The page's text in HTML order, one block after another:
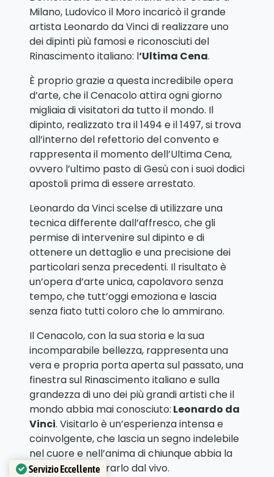
Milano, Ludovico il Moro incaricò il grande
artista Leonardo da Vinci di realizzare uno
dei dipinti più famosi e riconosciuti del
Rinascimento italiano: l‘Ultima Cena.
È proprio grazie a questa incredibile opera
d’arte, che il Cenacolo attira ogni giorno
migliaia di visitatori da tutto il mondo. Il
dipinto, realizzato tra il 1494 e il 1497, si trova
all’interno del refettorio del convento e
rappresenta il momento dell’Ultima Cena,
ovvero l’ultimo pasto di Gesù con i suoi dodici
apostoli prima di essere arrestato.
Leonardo da Vinci scelse di utilizzare una
tecnica differente dall’affresco, che gli
permise di intervenire sul dipinto e di
ottenere un dettaglio e una precisione dei
particolari senza precedenti. Il risultato è
un’opera d’arte unica, capolavoro senza
tempo, che tutt’oggi emoziona e lascia
senza fiato tutti coloro che lo ammirano.
Il Cenacolo, con la sua storia e la sua
incomparabile bellezza, rappresenta una
vera e propria porta aperta sul passato, una
finestra sul Rinascimento italiano e sulla
grandezza di uno dei più grandi artisti che il
mondo abbia mai conosciuto: Leonardo da
Vinci. Visitarlo è un’esperienza intensa e
coinvolgente, che lascia un segno indelebile
nel cuore e nell’anima di chiunque abbia la
fortuna di ammirarlo dal vivo.
Servizio Eccellente